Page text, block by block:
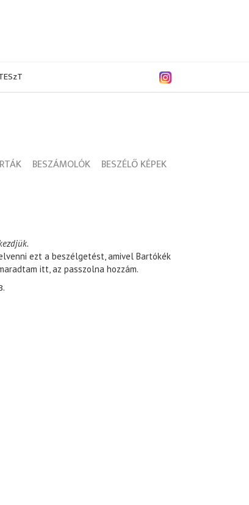
BESZÁMOLÓK BESZÉLŐ KÉPEK
ezt a beszélgetést, amivel Bartókék
itt, az passzolna hozzám.